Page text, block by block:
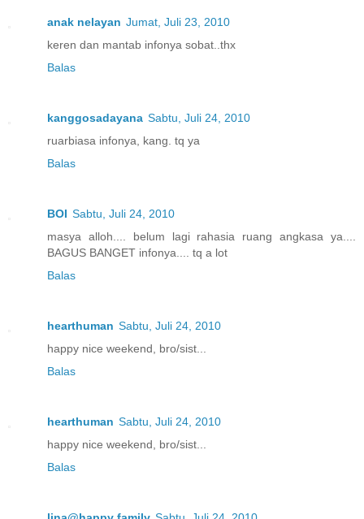
anak nelayan Jumat, Juli 23, 2010
keren dan mantab infonya sobat..thx
Balas
kanggosadayana Sabtu, Juli 24, 2010
ruarbiasa infonya, kang. tq ya
Balas
BOI Sabtu, Juli 24, 2010
masya alloh.... belum lagi rahasia ruang angkasa ya....
BAGUS BANGET infonya.... tq a lot
Balas
hearthuman Sabtu, Juli 24, 2010
happy nice weekend, bro/sist...
Balas
hearthuman Sabtu, Juli 24, 2010
happy nice weekend, bro/sist...
Balas